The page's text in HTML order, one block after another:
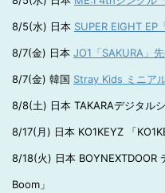
8/5(水) 日本 SUPER EIGHT EP
8/7(金) 日本 JO1「SAKURA」
8/7(金) 韓国 Stray Kids ミニア
8/8(土) 日本 TAKARAデジタル
8/17(月) 日本 KO1KEYZ 「
8/18(火) 日本 BOYNEXTDOOR
Boom」